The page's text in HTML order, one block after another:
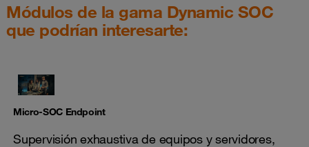
Módulos de la gama Dynamic SOC
que podrían interesarte:
Micro-SOC Endpoint
Supervisión exhaustiva de equipos y servidores,